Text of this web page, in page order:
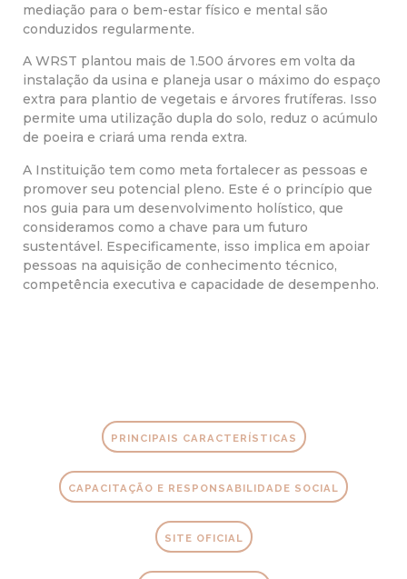
mediação para o bem-estar físico e mental são
conduzidos regularmente.
A WRST plantou mais de 1.500 árvores em volta da
instalação da usina e planeja usar o máximo do espaço
extra para plantio de vegetais e árvores frutíferas. Isso
permite uma utilização dupla do solo, reduz o acúmulo
de poeira e criará uma renda extra.
A Instituição tem como meta fortalecer as pessoas e
promover seu potencial pleno. Este é o princípio que
nos guia para um desenvolvimento holístico, que
consideramos como a chave para um futuro
sustentável. Especificamente, isso implica em apoiar
pessoas na aquisição de conhecimento técnico,
competência executiva e capacidade de desempenho.
PRINCIPAIS CARACTERÍSTICAS
CAPACITAÇÃO E RESPONSABILIDADE SOCIAL
SITE OFICIAL